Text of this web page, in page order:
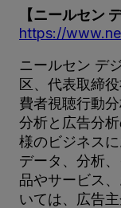
【ニールセン
https://
ニールセン デ
区、代表取締
費者視聴行動
分析と広告分
様のビジネス
データ、分析
品やサービス
いては、広告